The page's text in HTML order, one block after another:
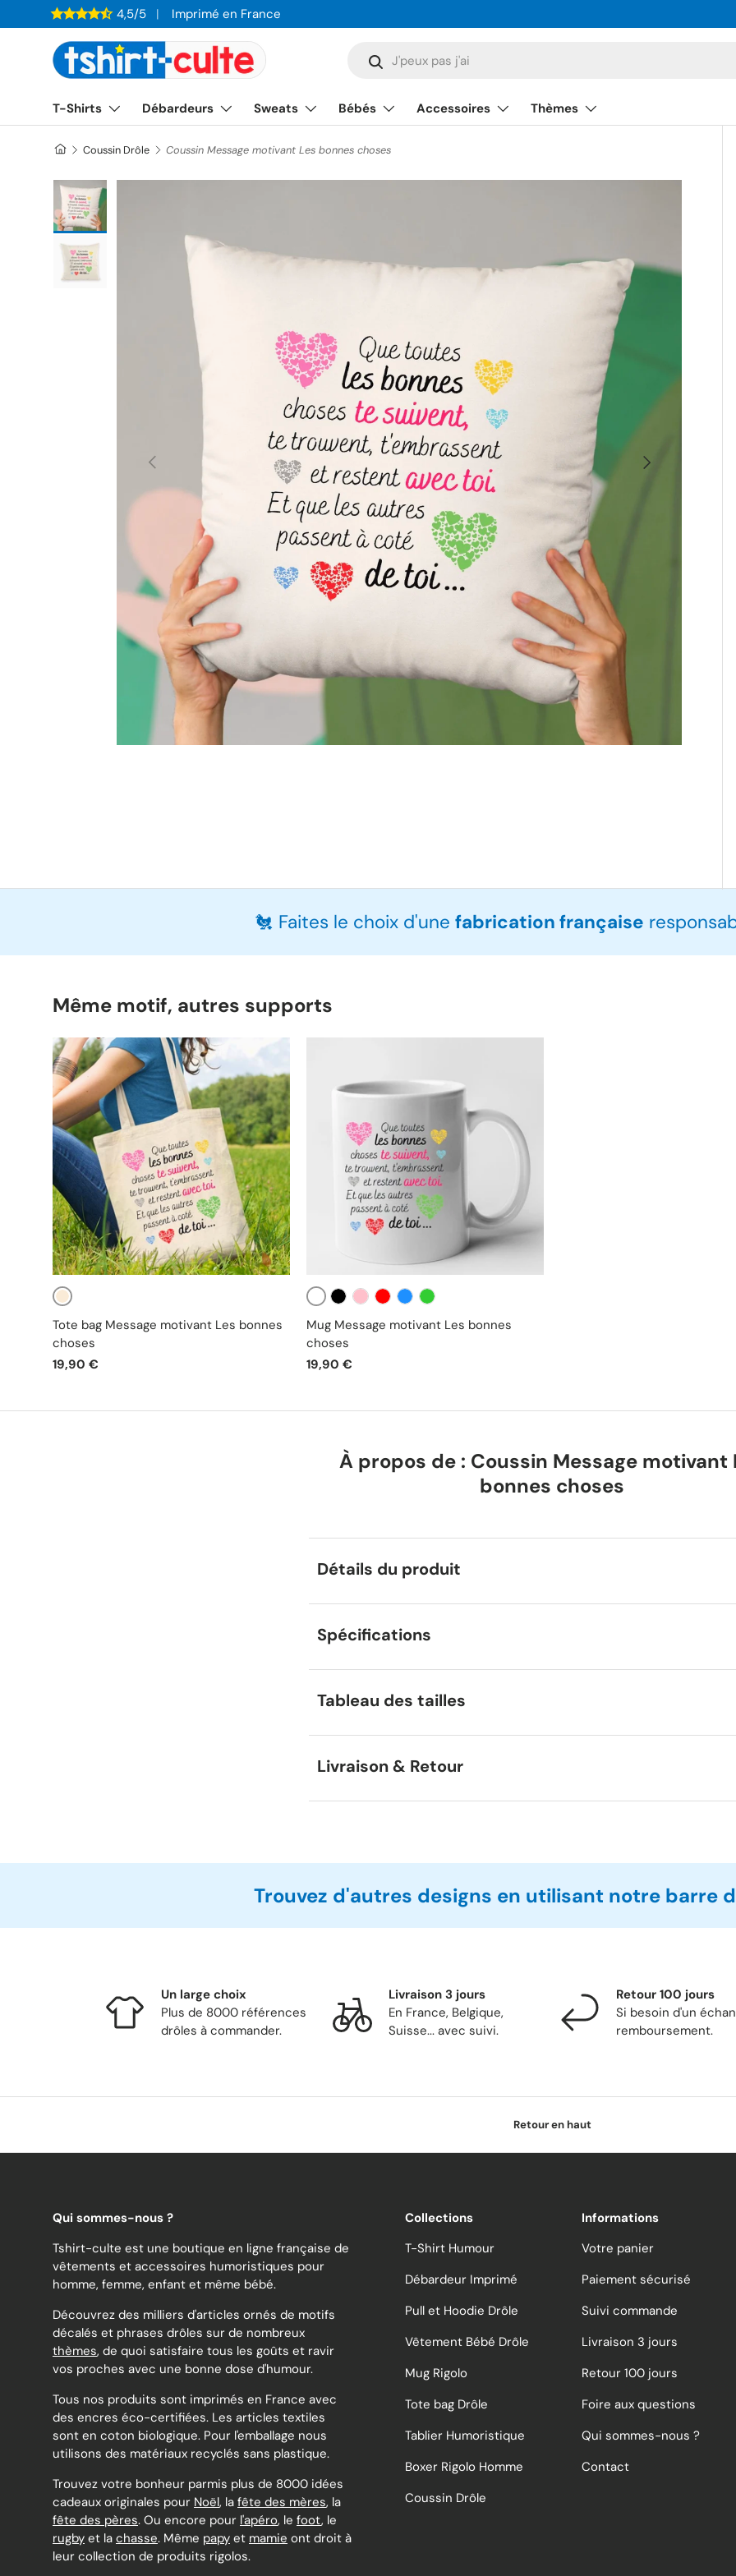
ALLER AU CONTENU
4,5/5 Imprimé en France
Recherche
Rechercher
T-Shirts Débardeurs Sweats Bébés Accessoires Thèmes
Coussin Drôle Coussin Message motivant Les bonnes choses
PRÉCÉDENT SUIVANT
Charger l’image 1 dans la vue de galerie
Charger l’image 2 dans la vue de galerie
🐔 Faites le choix d'une fabrication française
Même motif, autres supports
Beige
Tote bag Message motivant Les bonnes
choses
19,90 €
Blanc
Mug Message motivant Les bonnes
choses
19,90 €
À propos de : Coussin Message motivant
bonnes choses
Détails du produit
Spécifications
Tableau des tailles
Livraison & Retour
Trouvez d'autres designs en utilisant notre barre
Un large choix
Plus de 8000 références
drôles à commander.
Livraison 3 jours
En France, Belgique,
Suisse... avec suivi.
Retour 100 jours
Si besoin d'un
remboursement.
Retour en haut
Qui sommes-nous ?
Tshirt-culte est une boutique en ligne française de
vêtements et accessoires humoristiques pour
homme, femme, enfant et même bébé.
Découvrez des milliers d'articles ornés de motifs
décalés et phrases drôles sur de nombreux
thèmes, de quoi satisfaire tous les goûts et ravir
vos proches avec une bonne dose d'humour.
Tous nos produits sont imprimés en France avec
des encres éco-certifiées. Les articles textiles
sont en coton biologique. Pour l'emballage nous
utilisons des matériaux recyclés sans plastique.
Trouvez votre bonheur parmis plus de 8000 idées
cadeaux originales pour Noël, la fête des mères, la
fête des pères. Ou encore pour l'apéro, le foot, le
rugby et la chasse. Même papy et mamie ont droit à
leur collection de produits rigolos.
Collections
T-Shirt Humour
Débardeur Imprimé
Pull et Hoodie Drôle
Vêtement Bébé Drôle
Mug Rigolo
Tote bag Drôle
Tablier Humoristique
Boxer Rigolo Homme
Coussin Drôle
Informations
Votre panier
Paiement sécurisé
Suivi commande
Livraison 3 jours
Retour 100 jours
Foire aux questions
Qui sommes-nous ?
Contact